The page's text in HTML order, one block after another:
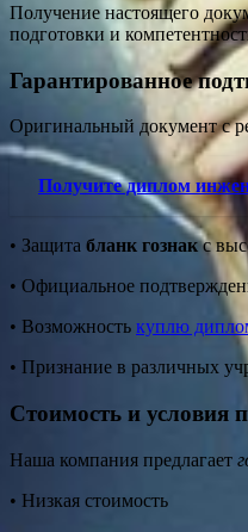
Получение настоящего
подготовки и
Гарантированное
Оригинальный документ с
Получите диплом
• Защита бланк гознакс
• Официальное
• Возможность куплю
• Признание в различных
Стоимость и условия
Наша компания предлагает
• Низкая стоимость